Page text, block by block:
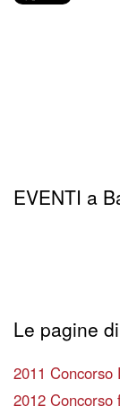
EVENTI a
Le pagine
2011 Concorso
2012 Concorso